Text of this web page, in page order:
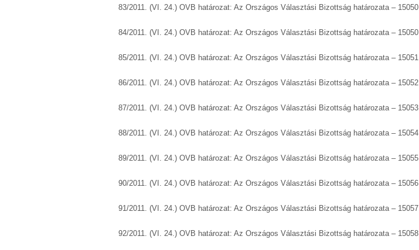
83/2011. (VI. 24.) OVB határozat: Az Országos Választási Bizottság határozata – 15050
84/2011. (VI. 24.) OVB határozat: Az Országos Választási Bizottság határozata – 15050
85/2011. (VI. 24.) OVB határozat: Az Országos Választási Bizottság határozata – 15051
86/2011. (VI. 24.) OVB határozat: Az Országos Választási Bizottság határozata – 15052
87/2011. (VI. 24.) OVB határozat: Az Országos Választási Bizottság határozata – 15053
88/2011. (VI. 24.) OVB határozat: Az Országos Választási Bizottság határozata – 15054
89/2011. (VI. 24.) OVB határozat: Az Országos Választási Bizottság határozata – 15055
90/2011. (VI. 24.) OVB határozat: Az Országos Választási Bizottság határozata – 15056
91/2011. (VI. 24.) OVB határozat: Az Országos Választási Bizottság határozata – 15057
92/2011. (VI. 24.) OVB határozat: Az Országos Választási Bizottság határozata – 15058